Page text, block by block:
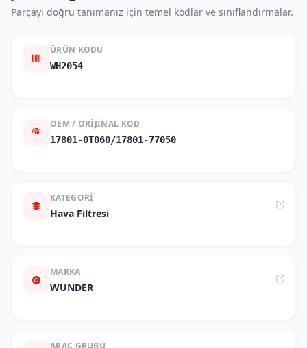
Parçayı doğru tanımanız için temel kodlar ve sınıflandırmalar.
ÜRÜN KODU
WH2054
OEM / ORIJINAL KOD
17801-0T060/17801-77050
KATEGORI
Hava Filtresi
MARKA
WUNDER
ARAÇ GRUBU